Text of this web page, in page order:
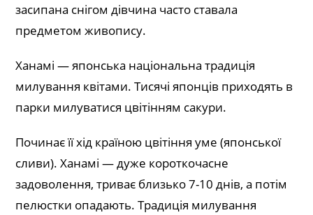
засипана снігом дівчина часто ставала
предметом живопису.
Ханамі — японська національна традиція
милування квітами. Тисячі японців приходять в
парки милуватися цвітінням сакури.
Починає її хід країною цвітіння уме (японської
сливи). Ханамі — дуже короткочасне
задоволення, триває близько 7-10 днів, а потім
пелюстки опадають. Традиція милування